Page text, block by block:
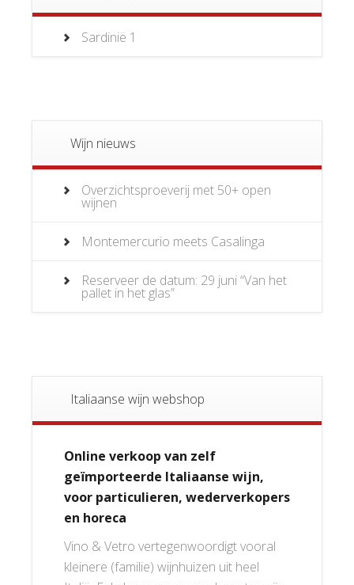
Sardinië 1
Wijn nieuws
Overzichtsproeverij met 50+ open
wijnen
Montemercurio meets Casalinga
Reserveer de datum: 29 juni “Van het
pallet in het glas”
Italiaanse wijn webshop
Online verkoop van zelf
geïmporteerde Italiaanse wijn,
voor particulieren, wederverkopers
en horeca
Vino & Vetro vertegenwoordigt vooral
kleinere (familie) wijnhuizen uit heel